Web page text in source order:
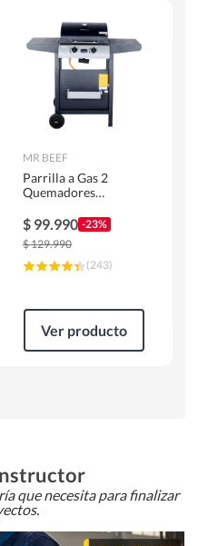
MR BEEF
Parrilla a Gas 2
Quemadores
$ 99.990 -23%
$129.990
(243)
Ver producto
que necesita para finalizar